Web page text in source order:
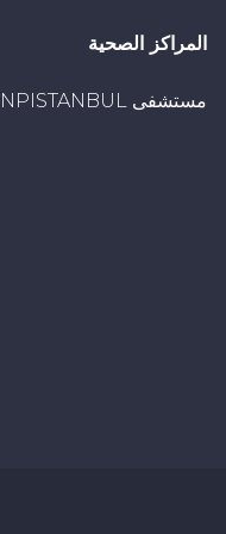
المراكز الصحية
مستشفى NPISTANBUL